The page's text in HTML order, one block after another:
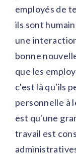
employés de
ils sont
une
bonne
que les
c'est là qu'ils
personnelle à
est qu'une
travail est